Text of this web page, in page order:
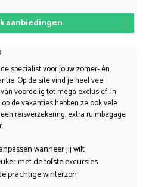
aanbiedingen
specialist voor jouw zomer- én
Op de site vind je heel veel
voordelig tot mega exclusief. In
de vakanties hebben ze ook vele
een reisverzekering, extra ruimbagage
wanneer jij wilt
met de tofste excursies
prachtige winterzon